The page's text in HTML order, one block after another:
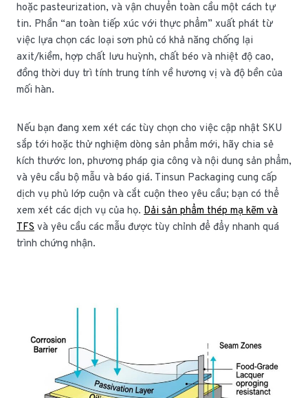
hoặc pasteurization, và vận chuyển toàn cầu một cách tự
tin. Phần “an toàn tiếp xúc với thực phẩm” xuất phát từ
việc lựa chọn các loại sơn phủ có khả năng chống lại
axit/kiềm, hợp chất lưu huỳnh, chất béo và nhiệt độ cao,
đồng thời duy trì tính trung tính về hương vị và độ bền của
mối hàn.
Nếu bạn đang xem xét các tùy chọn cho việc cập nhật SKU
sắp tới hoặc thử nghiệm dòng sản phẩm mới, hãy chia sẻ
kích thước lon, phương pháp gia công và nội dung sản phẩm,
và yêu cầu bộ mẫu và báo giá. Tinsun Packaging cung cấp
dịch vụ phủ lớp cuộn và cắt cuộn theo yêu cầu; bạn có thể
xem xét các dịch vụ của họ. Dải sản phẩm thép mạ kẽm và
TFS và yêu cầu các mẫu được tùy chỉnh để đẩy nhanh quá
trình chứng nhận.